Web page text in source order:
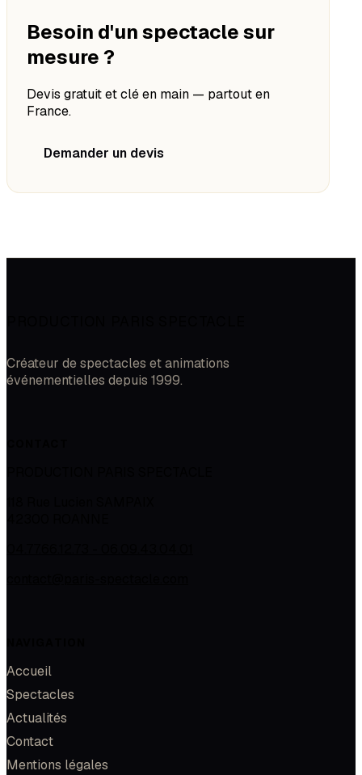
Besoin d'un spectacle sur
mesure ?
Devis gratuit et clé en main — partout en
France.
Demander un devis
Créateur de spectacles et animations
événementielles depuis 1999.
Accueil
Spectacles
Actualités
Contact
Mentions légales